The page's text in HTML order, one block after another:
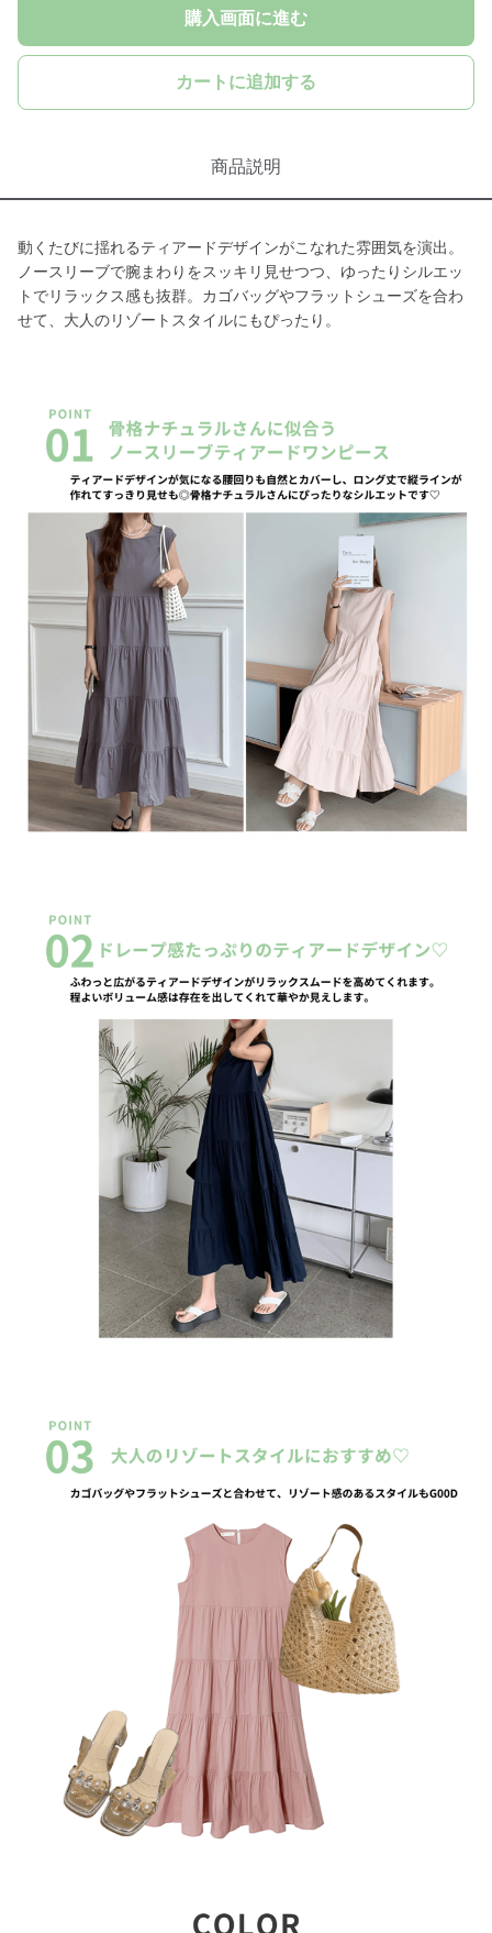
購入画面に進む
カートに追加する
商品説明
動くたびに揺れるティアードデザインがこなれた雰囲気を演出。
ノースリーブで腕まわりをスッキリ見せつつ、ゆったりシルエッ
トでリラックス感も抜群。カゴバッグやフラットシューズを合わ
せて、大人のリゾートスタイルにもぴったり。